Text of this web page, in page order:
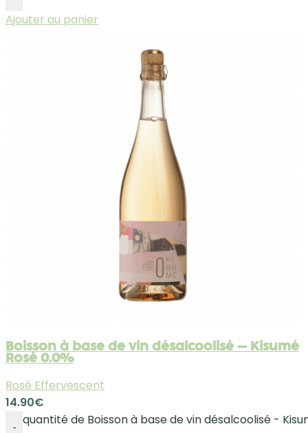
Ajouter au panier
Boisson à base de vin désalcoolisé – Kisumé
Rosé 0.0%
Rosé Effervescent
14.90€
-
quantité de Boisson à base de vin désalcoolisé -